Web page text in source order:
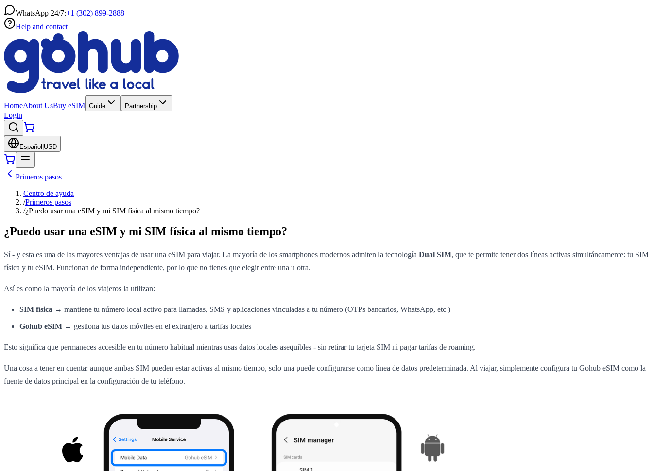
WhatsApp 24/7:+1 (302) 899-2888
Help and contact
HomeAbout UsBuy eSIM Guide Partnership
Login
Español USD
Primeros pasos
Centro de ayuda
/Primeros pasos
/¿Puedo usar una eSIM y mi SIM física al mismo tiempo?
¿Puedo usar una eSIM y mi SIM física al mismo tiempo?
Sí - y esta es una de las mayores ventajas de usar una eSIM para viajar. La mayoría de los smartphones modernos admiten la tecnología Dual SIM, que te permite tener dos líneas activas simultáneamente: tu SIM
física y tu eSIM. Funcionan de forma independiente, por lo que no tienes que elegir entre una u otra.
Así es como la mayoría de los viajeros la utilizan:
SIM física → mantiene tu número local activo para llamadas, SMS y aplicaciones vinculadas a tu número (OTPs bancarios, WhatsApp, etc.)
Gohub eSIM → gestiona tus datos móviles en el extranjero a tarifas locales
Esto significa que permaneces accesible en tu número habitual mientras usas datos locales asequibles - sin retirar tu tarjeta SIM ni pagar tarifas de roaming.
Una cosa a tener en cuenta: aunque ambas SIM pueden estar activas al mismo tiempo, solo una puede configurarse como línea de datos predeterminada. Al viajar, simplemente configura tu Gohub eSIM como la
fuente de datos principal en la configuración de tu teléfono.